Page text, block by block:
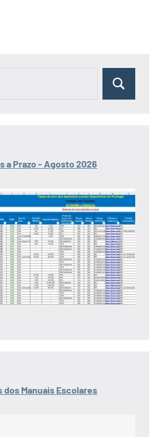
Pesquisar
a Prazo - Agosto 2026
dos Manuais Escolares